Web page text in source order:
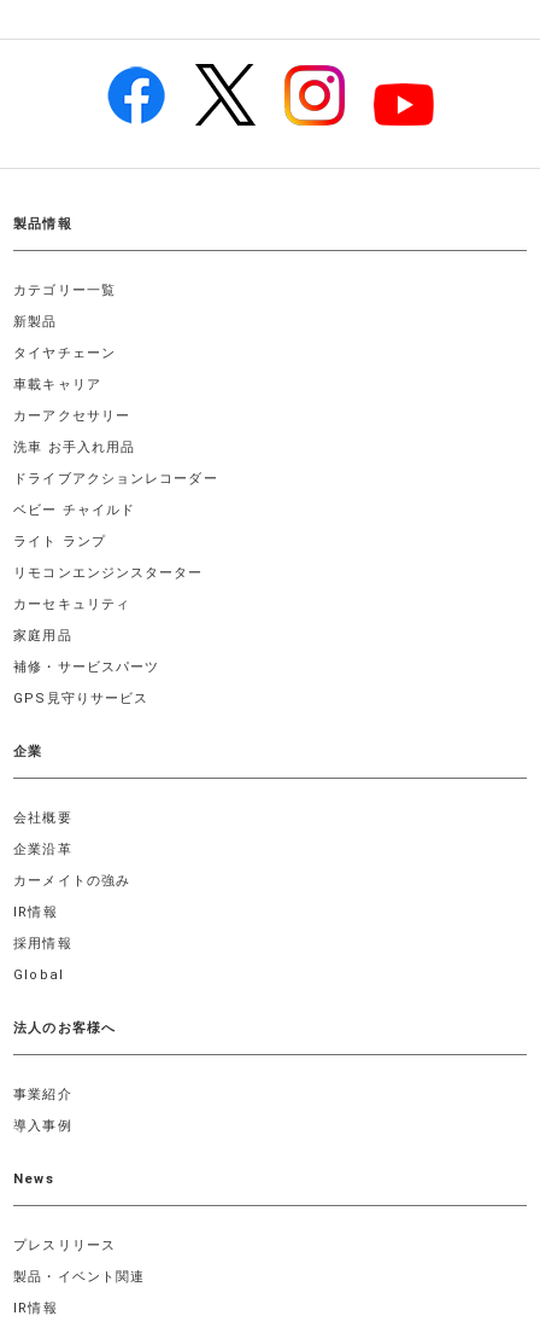
製品情報
カテゴリー一覧
新製品
タイヤチェーン
車載キャリア
カーアクセサリー
洗車 お手入れ用品
ドライブアクションレコーダー
ベビー チャイルド
ライト ランプ
リモコンエンジンスターター
カーセキュリティ
家庭用品
補修・サービスパーツ
GPS見守りサービス
企業
会社概要
企業沿革
カーメイトの強み
IR情報
採用情報
Global
法人のお客様へ
事業紹介
導入事例
News
プレスリリース
製品・イベント関連
IR情報